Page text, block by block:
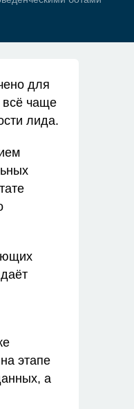
для
всё чаще
лида.
этапе
а